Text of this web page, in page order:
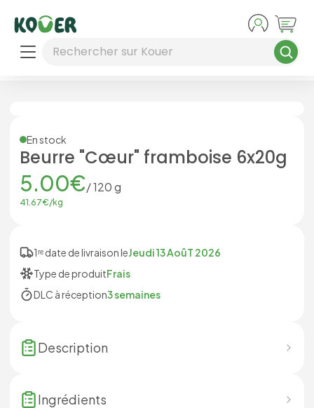
Rechercher sur Kouer
En stock
Beurre "Cœur" framboise 6x20g
5.00€/120g
41.67€/kg
1ʳᵉ date de livraison leJeudi 13 AoûT 2026
Type de produitFrais
DLC à réception3 semaines
Description
Ingrédients